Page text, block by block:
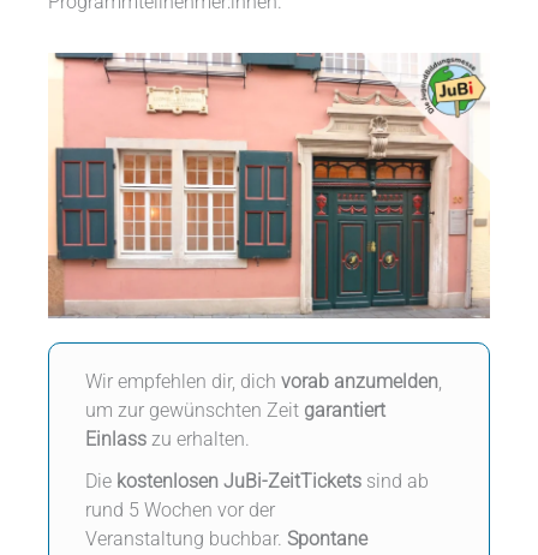
Wir empfehlen dir, dichvorab anzumelden,
um zur gewünschten Zeit garantiert
Einlass zu erhalten.
Die kostenlosen JuBi-ZeitTickets sind ab
rund 5 Wochen vor der
Veranstaltung buchbar. Spontane